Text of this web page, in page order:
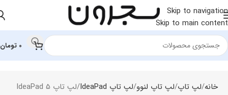
Skip to navigation
Skip to main content
0 تومان
خانه لپ تاپ لپ‌ تاپ لنوو لپ تاپ IdeaPad لپ تاپ IdeaPad 5